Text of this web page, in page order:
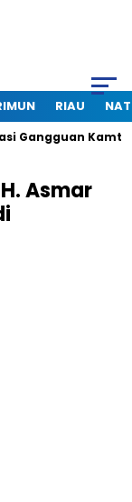
RIAU
Kamtibmas Saat
Asmar